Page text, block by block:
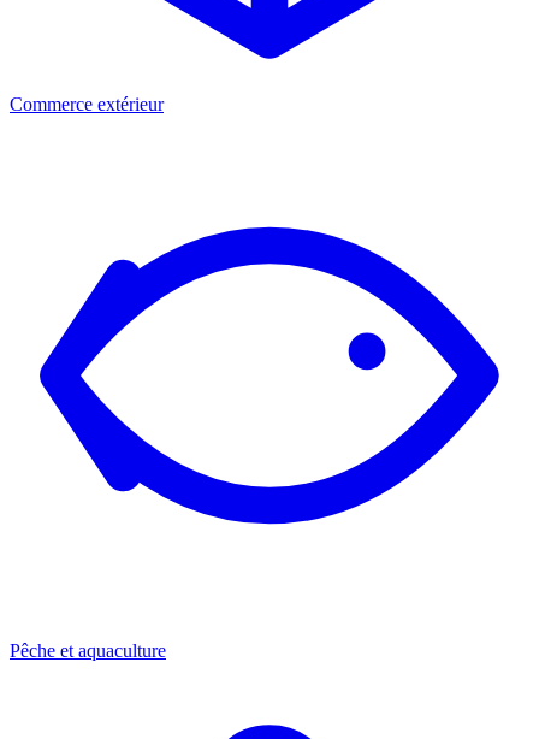
Commerce extérieur
Pêche et aquaculture